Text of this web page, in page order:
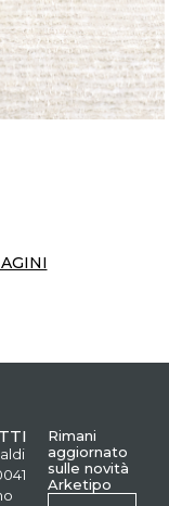
Rimani
aggiornato
sulle novità
Arketipo